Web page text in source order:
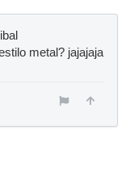
metal? jajajaja